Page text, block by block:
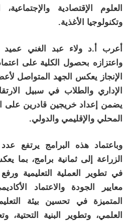
العلوم الإقتصادية
وتكنولوجيا الأغذية.
أعرب أ.د ولاء عبد الغني
واعتزازه بحصول الكلية على
الإنجاز يعكس الجهد المتواصل
الإداري والطلاب في سبيل
يضمن إعداد خريجين قادرين على
المحلي والإقليمي والدولي.
وباعتماد هذه البرامج يرتفع عدد
الزراعة إلى ثمانية برامج، بما
في تطوير العملية التعليمية
معايير الجودة والاعتماد
المتميزة في تحسين بيئة
العلمي، وتطوير البنية